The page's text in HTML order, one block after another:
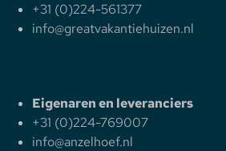
+31 (0)224-561377
info@greatvakantiehuizen.nl
Eigenaren en leveranciers
+31 (0)224-769007
info@anzelhoef.nl